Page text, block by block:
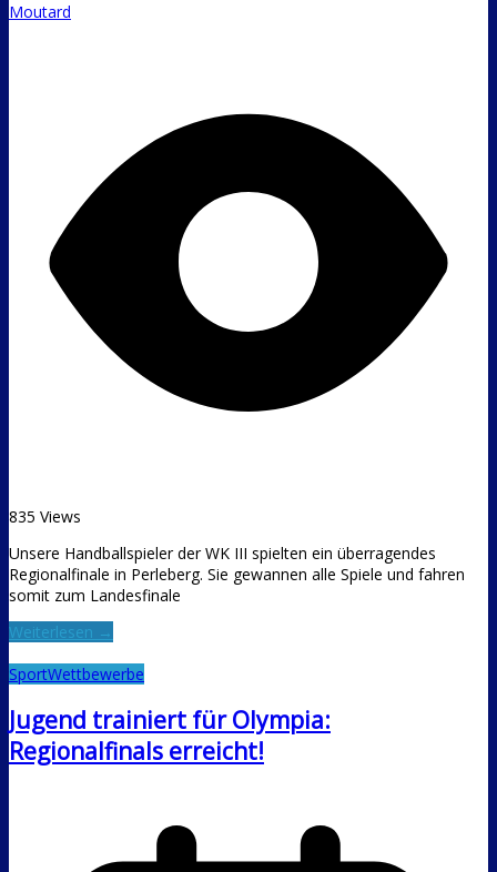
Moutard
835 Views
Unsere Handballspieler der WK III spielten ein überragendes
Regionalfinale in Perleberg. Sie gewannen alle Spiele und fahren
somit zum Landesfinale
Weiterlesen →
SportWettbewerbe
Jugend trainiert für Olympia:
Regionalfinals erreicht!